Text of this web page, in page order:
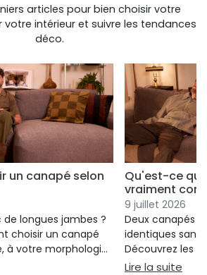
articles pour bien choisir votre
intérieur et suivre les tendances
déco.
un canapé selon
longues jambes ?
choisir un canapé
à votre morphologie
pour choisir un canapé selon sa taille
Qu'est-ce qui
vraiment
9 juillet 2026
Deux canapés
identiques
Découvrez les
réellement
Lire la suite